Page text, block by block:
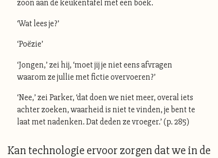
zoon aan de keukentafel met een boek.
‘Wat lees je?’
‘Poëzie’
‘Jongen,’ zei hij, ‘moet jij je niet eens afvragen
waarom ze jullie met fictie overvoeren?’
‘Nee,’ zei Parker, ‘dat doen we niet meer, overal iets
achter zoeken, waarheid is niet te vinden, je bent te
laat met nadenken. Dat deden ze vroeger.’ (p. 285)
Kan technologie ervoor zorgen dat we in de